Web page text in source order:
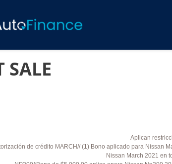
SALE
Aplican
de crédito MARCH//(1) Bono aplicado para Nissan
Nissan March 2021 en